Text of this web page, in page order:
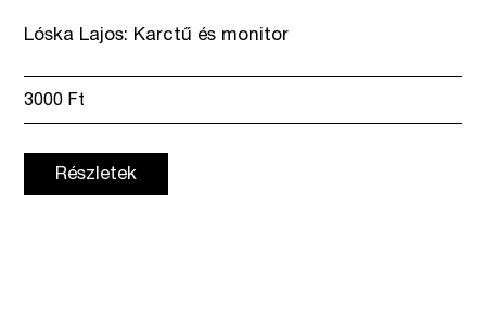
Lóska Lajos: Karctű és monitor
3000 Ft
Részletek